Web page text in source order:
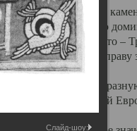
величественный
градостроительную
до разрушения Свято –
Архангельска, по
Архангельска.
яркую и
России, Западной
Слайд-шоу: